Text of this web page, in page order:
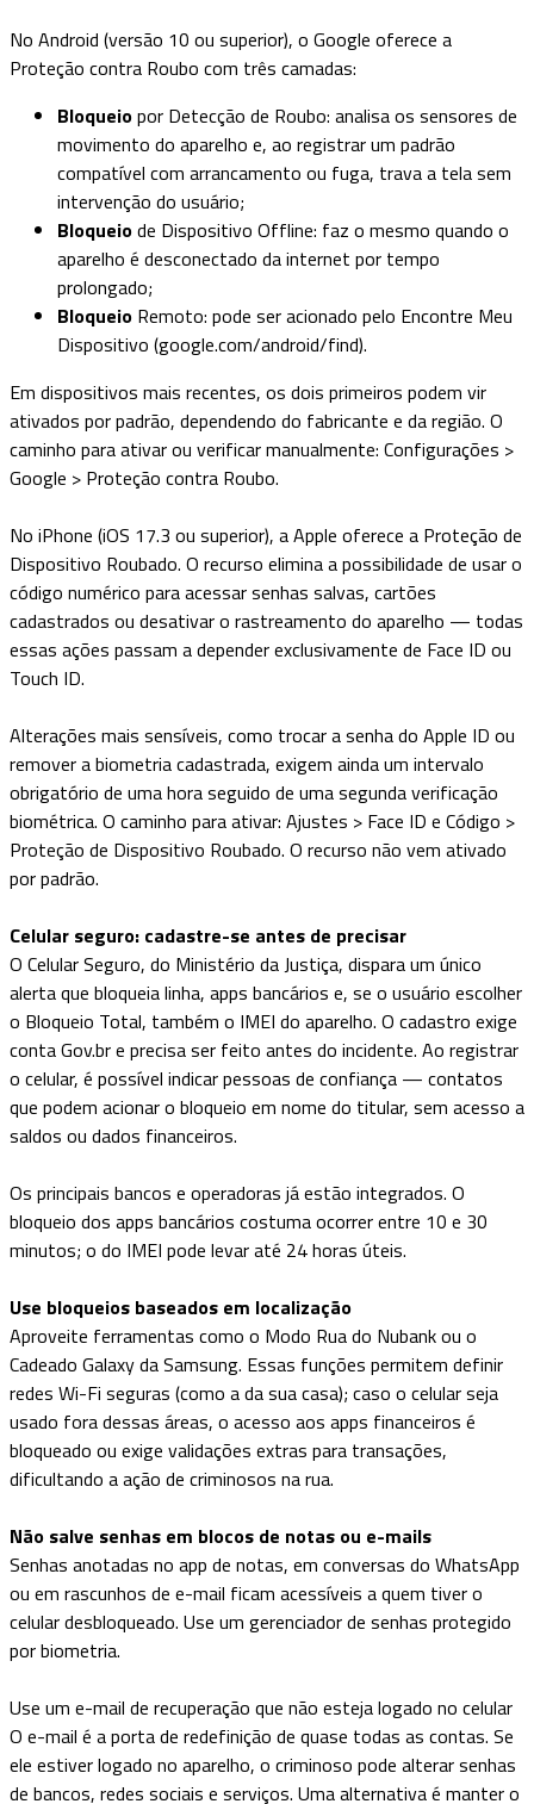
No Android (versão 10 ou superior), o Google oferece a
Proteção contra Roubo com três camadas:
Bloqueiopor Detecção de Roubo: analisa os sensores de
movimento do aparelho e, ao registrar um padrão
compatível com arrancamento ou fuga, trava a tela sem
intervenção do usuário;
Bloqueiode Dispositivo Offline: faz o mesmo quando o
aparelho é desconectado da internet por tempo
prolongado;
Bloqueio Remoto: pode ser acionado pelo Encontre Meu
Dispositivo (google.com/android/find).
Em dispositivos mais recentes, os dois primeiros podem vir
ativados por padrão, dependendo do fabricante e da região. O
caminho para ativar ou verificar manualmente: Configurações >
Google > Proteção contra Roubo.
No iPhone (iOS 17.3 ou superior), a Apple oferece a Proteção de
Dispositivo Roubado. O recurso elimina a possibilidade de usar o
código numérico para acessar senhas salvas, cartões
cadastrados ou desativar o rastreamento do aparelho — todas
essas ações passam a depender exclusivamente de Face ID ou
Touch ID.
Alterações mais sensíveis, como trocar a senha do Apple ID ou
remover a biometria cadastrada, exigem ainda um intervalo
obrigatório de uma hora seguido de uma segunda verificação
biométrica. O caminho para ativar: Ajustes > Face ID e Código >
Proteção de Dispositivo Roubado. O recurso não vem ativado
por padrão.
Celular seguro: cadastre-se antes de precisar
O Celular Seguro, do Ministério da Justiça, dispara um único
alerta que bloqueia linha, apps bancários e, se o usuário escolher
o Bloqueio Total, também o IMEI do aparelho. O cadastro exige
conta Gov.br e precisa ser feito antes do incidente. Ao registrar
o celular, é possível indicar pessoas de confiança — contatos
que podem acionar o bloqueio em nome do titular, sem acesso a
saldos ou dados financeiros.
Os principais bancos e operadoras já estão integrados. O
bloqueio dos apps bancários costuma ocorrer entre 10 e 30
minutos; o do IMEI pode levar até 24 horas úteis.
Use bloqueios baseados em localização
Aproveite ferramentas como o Modo Rua do Nubank ou o
Cadeado Galaxy da Samsung. Essas funções permitem definir
redes Wi-Fi seguras (como a da sua casa); caso o celular seja
usado fora dessas áreas, o acesso aos apps financeiros é
bloqueado ou exige validações extras para transações,
dificultando a ação de criminosos na rua.
Não salve senhas em blocos de notas ou e-mails
Senhas anotadas no app de notas, em conversas do WhatsApp
ou em rascunhos de e-mail ficam acessíveis a quem tiver o
celular desbloqueado. Use um gerenciador de senhas protegido
por biometria.
Use um e-mail de recuperação que não esteja logado no celular
O e-mail é a porta de redefinição de quase todas as contas. Se
ele estiver logado no aparelho, o criminoso pode alterar senhas
de bancos, redes sociais e serviços. Uma alternativa é manter o